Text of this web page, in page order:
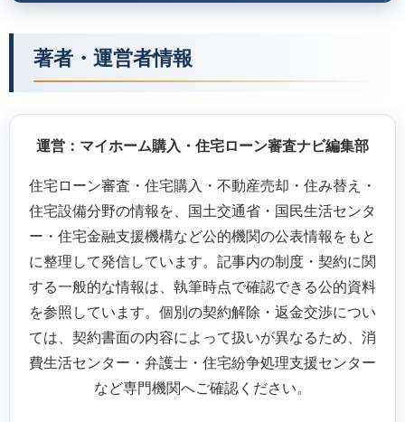
著者・運営者情報
運営：マイホーム購入・住宅ローン審査ナビ編集部
住宅ローン審査・住宅購入・不動産売却・住み替え・
住宅設備分野の情報を、国土交通省・国民生活センタ
ー・住宅金融支援機構など公的機関の公表情報をもと
に整理して発信しています。記事内の制度・契約に関
する一般的な情報は、執筆時点で確認できる公的資料
を参照しています。個別の契約解除・返金交渉につい
ては、契約書面の内容によって扱いが異なるため、消
費生活センター・弁護士・住宅紛争処理支援センター
など専門機関へご確認ください。